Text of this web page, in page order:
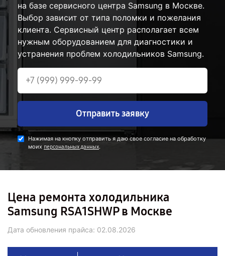
на базе сервисного центра Samsung в Москве.
Выбор зависит от типа поломки и пожелания
клиента. Сервисный центр располагает всем
нужным оборудованием для диагностики и
устранения проблем холодильников Samsung.
Отправить заявку
Нажимая на кнопку отправить я даю свое согласие на обработку
моих персональных данных.
Цена ремонта холодильника
Samsung RSA1SHWP в Москве
Дата обновления прайса: 02.08.2026